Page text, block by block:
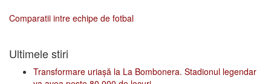
Comparatii intre echipe de fotbal
Ultimele stiri
Transformare uriașă la La Bombonera. Stadionul legendar